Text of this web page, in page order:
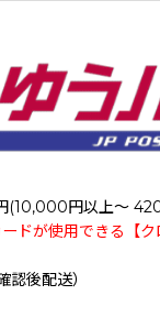
(10,000円以上～
ドが使用できる【ク
後配送）